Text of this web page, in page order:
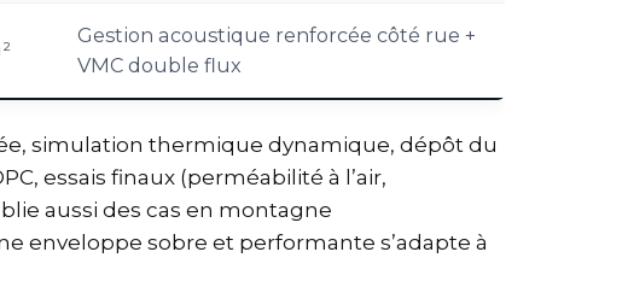
Gestion acoustique renforcée côté rue +
VMC double flux
simulation thermique dynamique, dépôt du
essais finaux (perméabilité à l’air,
aussi des cas en montagne
enveloppe sobre et performante s’adapte à